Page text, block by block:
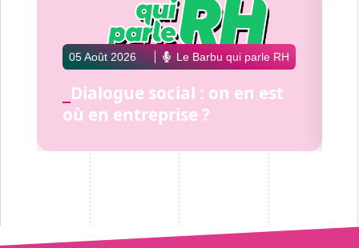
05 Août 2026 Le Barbu qui parle RH
Dialogue social : on en est
où en entreprise ?